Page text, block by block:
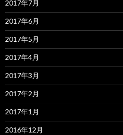
2017年7月
2017年6月
2017年5月
2017年4月
2017年3月
2017年2月
2017年1月
2016年12月